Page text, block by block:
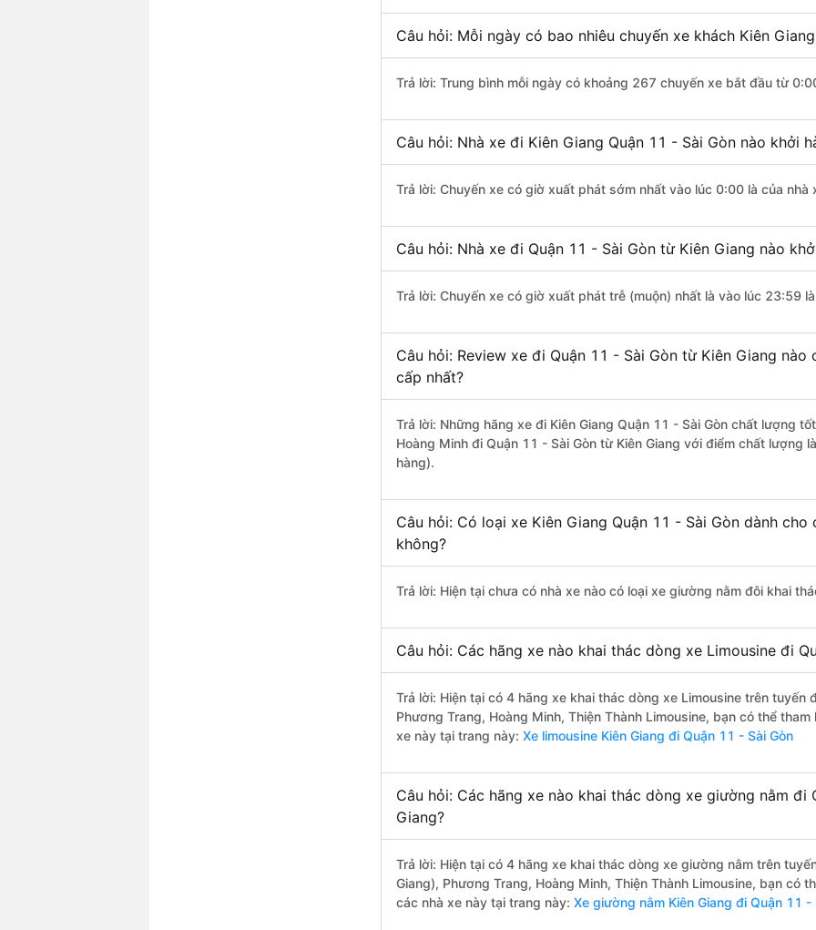
Câu hỏi: Mỗi ngày có bao nhiêu chuyến xe khách Kiên
Trả lời: Trung bình mỗi ngày có khoảng 267 chuyến xe bắt đầu từ
Câu hỏi: Nhà xe đi Kiên Giang Quận 11 - Sài Gòn nào khởi
Trả lời: Chuyến xe có giờ xuất phát sớm nhất vào lúc 0:00 là của nhà
Câu hỏi: Nhà xe đi Quận 11 - Sài Gòn từ Kiên Giang nào
Trả lời: Chuyến xe có giờ xuất phát trễ (muộn) nhất là vào lúc 23:59
Câu hỏi: Review xe đi Quận 11 - Sài Gòn từ Kiên Giang
cấp nhất?
Trả lời: Những hãng xe đi Kiên Giang Quận 11 - Sài Gòn chất lượng
Hoàng Minh đi Quận 11 - Sài Gòn từ Kiên Giang với điểm chất lượng
hàng).
Câu hỏi: Có loại xe Kiên Giang Quận 11 - Sài Gòn dành
không?
Trả lời: Hiện tại chưa có nhà xe nào có loại xe giường nằm đôi khai
Câu hỏi: Các hãng xe nào khai thác dòng xe Limousine đi
Trả lời: Hiện tại có 4 hãng xe khai thác dòng xe Limousine trên tuyến
Phương Trang, Hoàng Minh, Thiện Thành Limousine, bạn có thể
xe này tại trang này: Xe limousine Kiên Giang đi Quận 11 - Sài Gòn
Câu hỏi: Các hãng xe nào khai thác dòng xe giường nằm đi
Giang?
Trả lời: Hiện tại có 4 hãng xe khai thác dòng xe giường nằm trên
Giang), Phương Trang, Hoàng Minh, Thiện Thành Limousine, bạn có
các nhà xe này tại trang này: Xe giường nằm Kiên Giang đi Quận 11 -